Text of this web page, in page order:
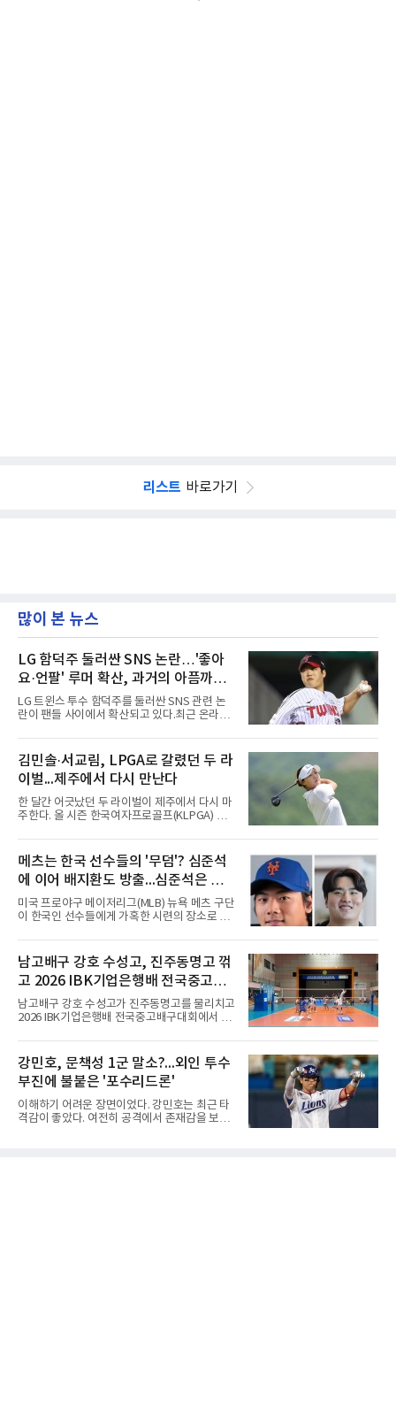
리스트 바로가기
많이 본 뉴스
LG 함덕주 둘러싼 SNS 논란…'좋아
요·언팔' 루머 확산, 과거의 아픔까지
소환됐다
LG 트윈스 투수 함덕주를 둘러싼 SNS 관련 논
란이 팬들 사이에서 확산되고 있다.최근 온라인
동과 관련한 여러 소문이 퍼지면서, 과거 LG 이
적 이후 겪었던 일들까지 다시 주목받고 있다.일
각에서는 함덕주가 LG 공식 계정 '언팔' 및 관련
게시물을 정리하고 친정팀 두산 베어스 계정을
팔로우하고 두산과 관련된 흔적만 남겼다는 주
장이 나오고 있다. 또한 상대 팀 선수의 홈런 릴
스에 '좋아요'를 눌렀다는 이야기도 전해지고 있
럼에도 팬들 사이에서 논란이 커진 이유는 그가
LG 이적 후 부상과 재활로
김민솔·서교림, LPGA로 갈렸던 두 라
이벌...제주에서 다시 만난다
한 달간 어긋났던 두 라이벌이 제주에서 다시 마
주한다. 올 시즌 한국여자프로골프(KLPGA) 투
다.KLPGA 투어는 6일 제주도 서귀포시 테디 밸
리 골프 앤 리조트의 밸리·테디 코스(파72)에서
개막하는 제주삼다수 마스터스(총상금 10억원·
우승 상금 1억8천만원)로 하반기를 시작한다.두
선수의 재회 자체가 화제다. 올 시즌 3승으로 대
상 포인트(313점), 상금(9억8천400만원), 평균
타수(70.41타) 등 주요 부문 1위를 달리는 김민
솔이 하이원리조트 여자오픈에 나설 때 서교림
은 LPGA 에비앙 챔피언십에, 서교림
메츠는 한국 선수들의 '무덤'? 심준석
에 이어 배지환도 방출...심준석은 이
미 귀국, 배지환은 미국 잔류할 듯
미국 프로야구 메이저리그(MLB) 뉴욕 메츠 구단
이 한국인 선수들에게 가혹한 시련의 장소로 전
대형 유망주로 기대를 모았던 투수 심준석에 이
어, 빅리그 경력을 지닌 내외야수 배지환까지 연
달아 뉴욕 메츠 산하 마이너리그에서 방출 통보
를 받는 아픔을 겪었다. 두 선수의 동반 이탈은
메츠 구단이 유독 한국 선수들에게 '기회의 땅'이
아닌 '무덤'처럼 작용하고 있음을 방증하고 있다.
고교 시절 시속 160km에 달하는 강속구로 큰 스
리츠와 마이애미 말린스를 거쳐 메츠에 둥지를
틀며 반등을 노렸으나
남고배구 강호 수성고, 진주동명고 꺾
고 2026 IBK기업은행배 전국중고배
구대회 4강 진출
남고배구 강호 수성고가 진주동명고를 물리치고
2026 IBK기업은행배 전국중고배구대회에서 18
한국중고배구 2차연맹전 준우승팀 수성고는 4
일 충북 제천 대원대 민송체육관에서 열린 대회
8강전에서 진주동명고를 상대로 공격력이 호조
를 보이며 세트스코어 3-1(25-19, 25-22, 21-
25, 25-23)으로 꺾었다. 인하부고도 부산동성고
를 맞아 뛰어난 조직력을 바탕으로 삼아 3-0(25-
19, 25-19, 25-23)으로 완승을 거두고 4강에 합
강민호, 문책성 1군 말소?...외인 투수
부진에 불붙은 '포수리드론'
이해하기 어려운 장면이었다. 강민호는 최근 타
격감이 좋았다. 여전히 공격에서 존재감을 보여